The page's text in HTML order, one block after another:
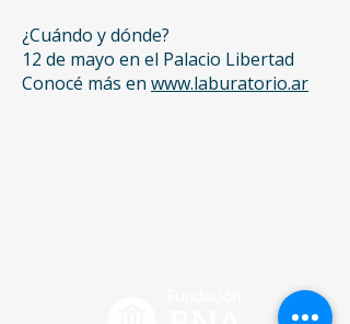
¿Cuándo y dónde?
12 de mayo en el Palacio Libertad
Conocé más en www.laburatorio.ar